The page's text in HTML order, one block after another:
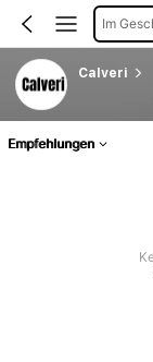
Im
Calveri
Empfehlungen